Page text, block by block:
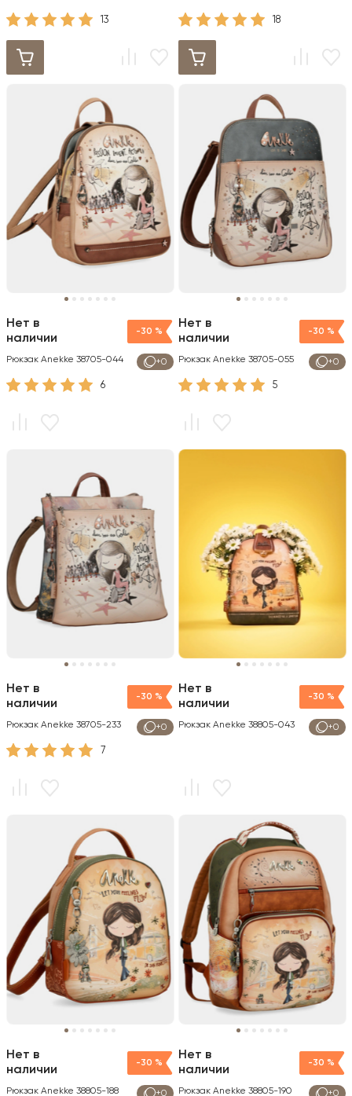
13 18
-30 %
+0
Нет в
наличии
Рюкзак Anekke 38705-044
6
-30 %
+0
Нет в
наличии
Рюкзак Anekke 38705-055
5
-30 %
+0
Нет в
наличии
Рюкзак Anekke 38705-233
7
-30 %
+0
Нет в
наличии
Рюкзак Anekke 38805-043
-30 %
+0
Нет в
наличии
Рюкзак Anekke 38805-188
-30 %
+0
Нет в
наличии
Рюкзак Anekke 38805-190